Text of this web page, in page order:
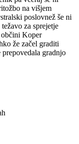
na višjem
poslovnež še ni
za sprejetje
občini Koper
že začel graditi
gradnjo